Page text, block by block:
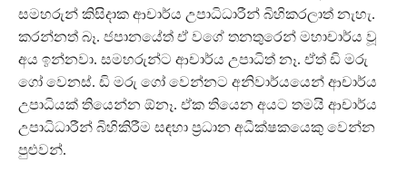
සමහරුන් කිසිදාක ආචාර්ය උපාධිධාරීන් බිහිකරලාත් නැහැ.
කරන්නත් බෑ. ජපානයේත් ඒ වගේ තනතුරෙන් මහාචාර්ය වූ
අය ඉන්නවා. සමහරුන්ට ආචාර්ය උපාධිත් නෑ. ඒත් ඩි මරු
ගෝ වෙනස්. ඩි මරු ගෝ වෙන්නට අනිවාර්යයෙන් ආචාර්ය
උපාධියක් තියෙන්න ඕනෑ. ඒක තියෙන අයට තමයි ආචාර්ය
උපාධිධාරීන් බිහිකිරීම සඳහා ප්‍රධාන අධීක්ෂකයෙකු වෙන්න
පුළුවන්.